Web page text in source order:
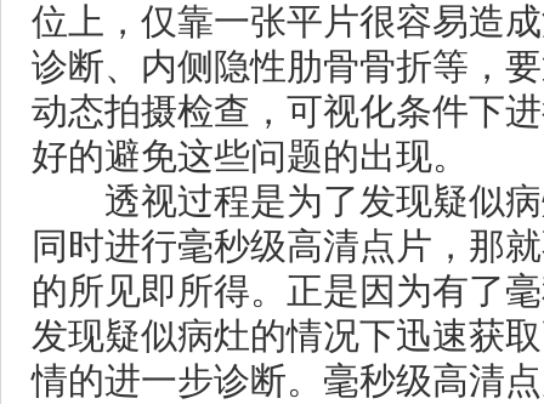
位上，仅靠一张平片很容易造
诊断、内侧隐性肋骨骨折等，
动态拍摄检查，可视化条件下
好的避免这些问题的出现。
透视过程是为了发现疑似病
同时进行毫秒级高清点片，那
的所见即所得。正是因为有了
发现疑似病灶的情况下迅速获
情的进一步诊断。毫秒级高清